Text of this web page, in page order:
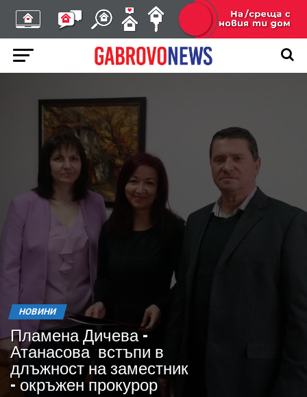
НОВИНИ
Пламена Дичева –
Атанасова встъпи в
длъжност на заместник
– окръжен прокурор